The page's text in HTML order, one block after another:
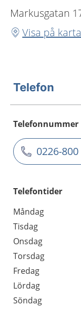
Markusgatan
Visa på karta
Telefon
Telefonnummer
0226-
Telefontider
Måndag
Tisdag
Onsdag
Torsdag
Fredag
Lördag
Söndag